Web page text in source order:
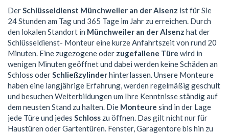
DerSchlüsseldienst Münchweiler an der Alsenz ist für Sie
24 Stunden am Tag und 365 Tage im Jahr zu erreichen. Durch
den lokalen Standort in Münchweiler an der Alsenz hat der
Schlüsseldienst- Monteur eine kurze Anfahrtszeit von rund 20
Minuten. Eine zugezogene oder zugefallene Türe wird in
wenigen Minuten geöffnet und dabei werden keine Schäden an
Schloss oderSchließzylinderhinterlassen. Unsere Monteure
haben eine langjährige Erfahrung, werden regelmäßig geschult
und besuchen Weiterbildungen um Ihre Kenntnisse ständig auf
dem neusten Stand zu halten. Die Monteure sind in der Lage
jede Türe und jedes Schloss zu öffnen. Das gilt nicht nur für
Haustüren oder Gartentüren. Fenster, Garagentore bis hin zu